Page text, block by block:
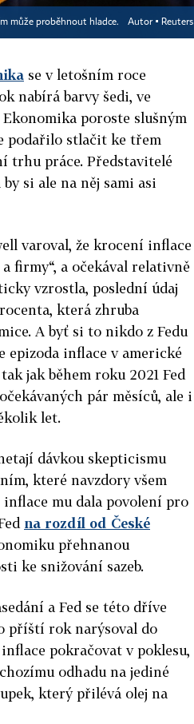
může proběhnout hladce. Autor ▪ Reuters
se v letošním roce
nabírá barvy šedi, ve
poroste slušným
podařilo stlačit ke třem
trhu práce. Představitelé
si ale na něj sami asi
varoval, že krocení inflace
firmy“, a očekával relativně
vzrostla, poslední údaj
která zhruba
A byť si to nikdo z Fedu
epizoda inflace v americké
jak během roku 2021 Fed
pár měsíců, ale i
let.
dávkou skepticismu
které navzdory všem
mu dala povolení pro
na rozdíl od České
přehnanou
ke snižování sazeb.
a Fed se této dříve
příští rok narýsoval do
pokračovat v poklesu,
odhadu na jediné
který přilévá olej na